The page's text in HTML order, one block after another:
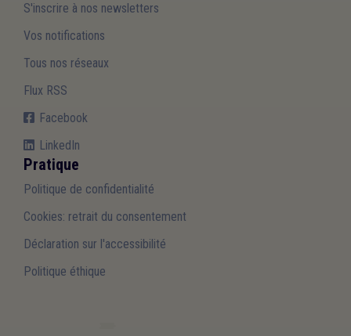
S'inscrire à nos newsletters
Vos notifications
Tous nos réseaux
Flux RSS
Facebook
LinkedIn
Pratique
Politique de confidentialité
Cookies: retrait du consentement
Déclaration sur l'accessibilité
Politique éthique